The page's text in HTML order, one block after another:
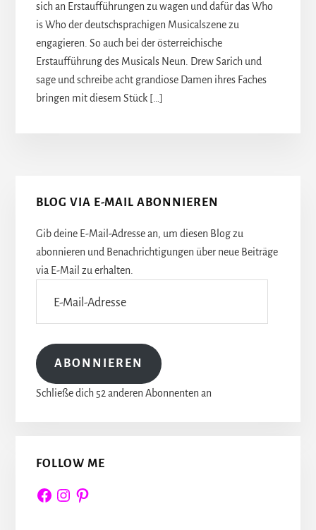
sich an Erstaufführungen zu wagen und dafür das Who
is Who der deutschsprachigen Musicalszene zu
engagieren. So auch bei der österreichische
Erstaufführung des Musicals Neun. Drew Sarich und
sage und schreibe acht grandiose Damen ihres Faches
bringen mit diesem Stück […]
Seitenspalte
BLOG VIA E-MAIL ABONNIEREN
Gib deine E-Mail-Adresse an, um diesen Blog zu
abonnieren und Benachrichtigungen über neue Beiträge
via E-Mail zu erhalten.
Mail-
Adresse
ABONNIEREN
Schließe dich 52 anderen Abonnenten an
FOLLOW ME
FacebookInstagram
Pinterest